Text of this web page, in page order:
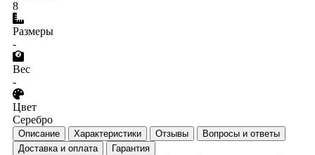
8
Размеры
-
Вес
-
Цвет
Серебро
Описание Характеристики Отзывы
Вопросы и ответы
Доставка и оплата
Гарантия